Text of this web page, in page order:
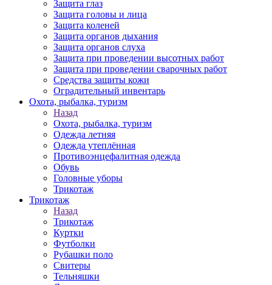
Защита глаз
Защита головы и лица
Защита коленей
Защита органов дыхания
Защита органов слуха
Защита при проведении высотных работ
Защита при проведении сварочных работ
Средства защиты кожи
Оградительный инвентарь
Охота, рыбалка, туризм
Назад
Охота, рыбалка, туризм
Одежда летняя
Одежда утеплённая
Противоэнцефалитная одежда
Обувь
Головные уборы
Трикотаж
Трикотаж
Назад
Трикотаж
Куртки
Футболки
Рубашки поло
Свитеры
Тельняшки